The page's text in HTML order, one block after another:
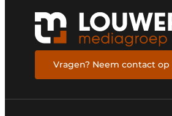
Vragen? Neem contact op